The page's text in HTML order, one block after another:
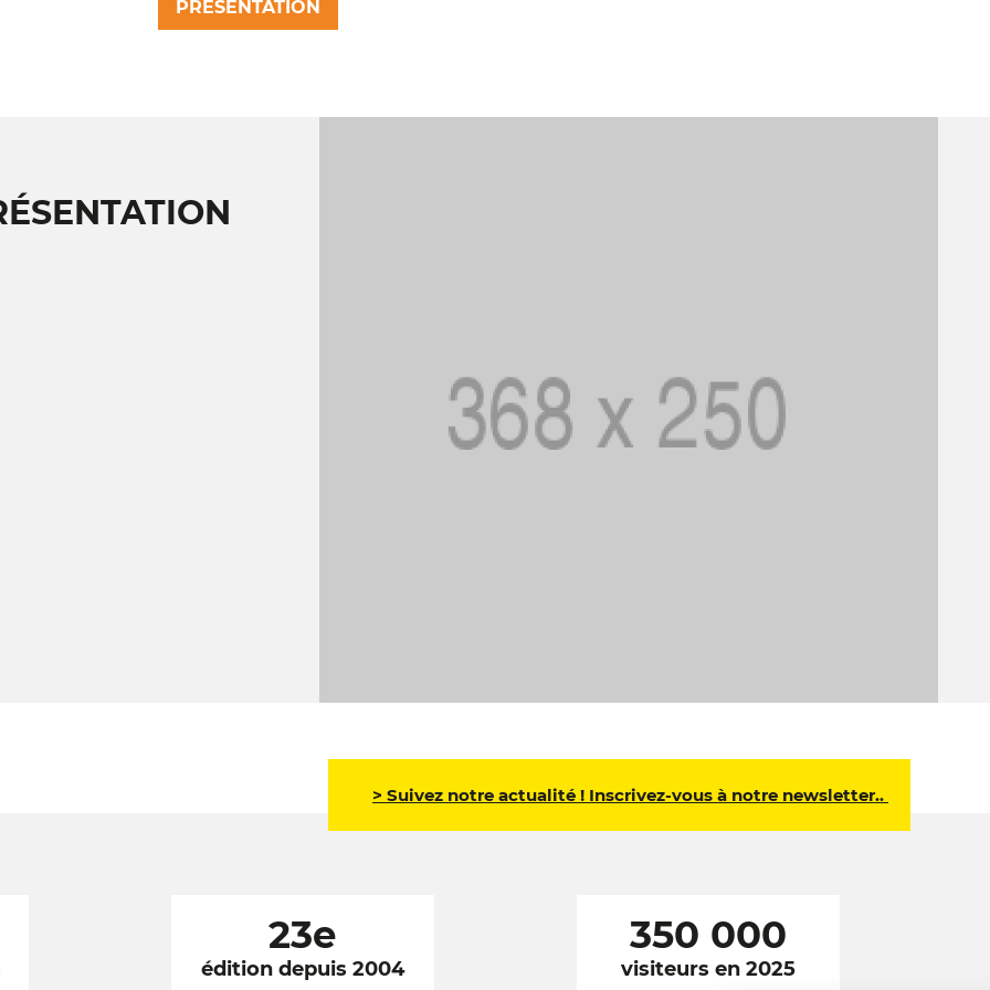
PRÉSENTATION
> Suivez notre actualité ! Inscrivez-vous à notre newsletter..
23e
édition depuis 2004
350 000
visiteurs en 2025